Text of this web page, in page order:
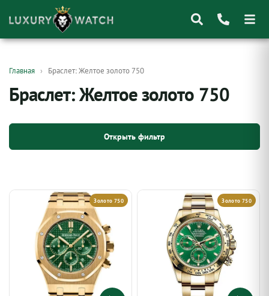
товаров
Главная Браслет: Желтое золото 750
Браслет: Желтое золото 750
Открыть фильтр
Золото 750 Золото 750